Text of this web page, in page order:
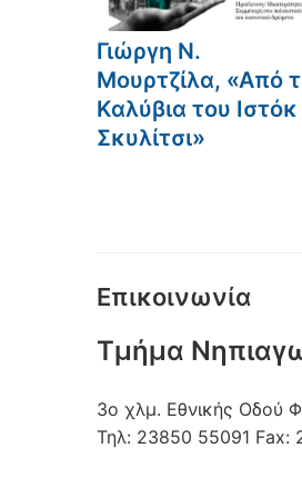
Γιώργη Ν.
Μουρτζίλα, «Από
Καλύβια του
Σκυλίτσι»
Επικοινωνία
Τμήμα
3ο χλμ. Εθνικής Οδού
Τηλ: 23850 55091 Fax: